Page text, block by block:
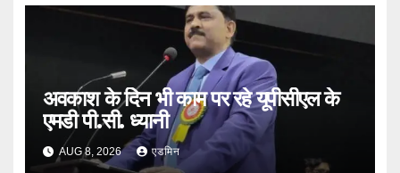
अवकाश के दिन भी काम पर रहे यूपीसीएल के
एमडी पी.सी. ध्यानी
AUG 8, 2026 एडमिन